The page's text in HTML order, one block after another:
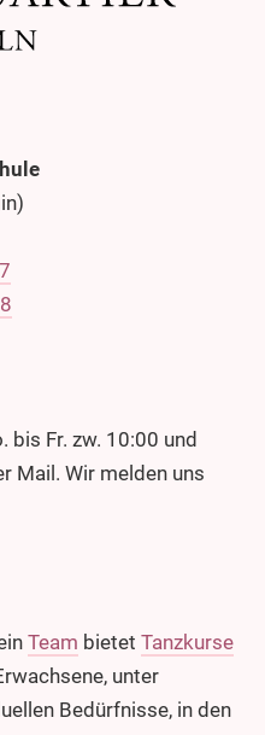
Fr. zw. 10:00 und
Mail. Wir melden uns
Team bietet Tanzkurse
unter
Bedürfnisse, in den